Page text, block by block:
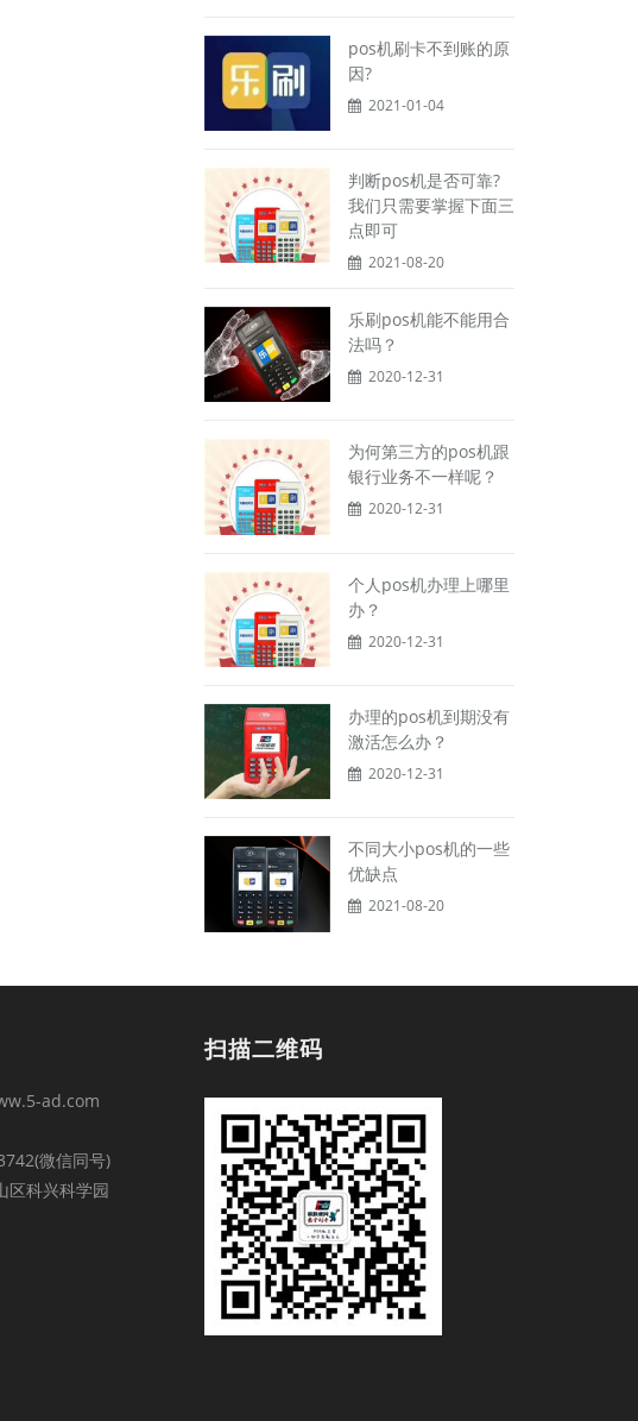
pos机刷卡不到账的原
因?
2021-01-04
判断pos机是否可靠?
我们只需要掌握下面三
点即可
2021-08-20
乐刷pos机能不能用合
法吗？
2020-12-31
为何第三方的pos机跟
银行业务不一样呢？
2020-12-31
个人pos机办理上哪里
办？
2020-12-31
办理的pos机到期没有
激活怎么办？
2020-12-31
不同大小pos机的一些
优缺点
2021-08-20
ad.com
微信同号)
科兴科学园
扫描二维码